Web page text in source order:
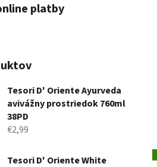
platby
Tesori D' Oriente Ayurveda
avivážny prostriedok 760ml
38PD
€2,99
Tesori D' Oriente White